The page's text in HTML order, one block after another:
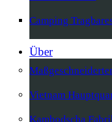
Camping
Über
Vietnam
Kambodscha